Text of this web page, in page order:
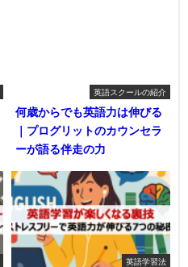
英語スクールの紹介
何歳からでも英語力は伸びる
｜プログリットのカウンセラ
ーが語る伴走の力
英語学習法